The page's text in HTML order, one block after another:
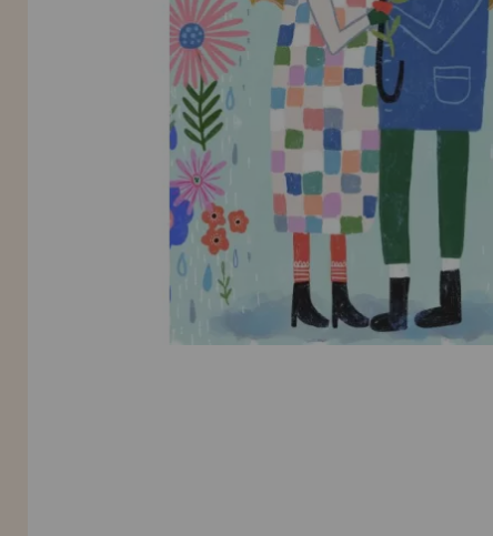
INFORMATION
info@maisondespuzzles.fr
Allez-y! Nous vous attendions.
NOUVEAU CLIENT